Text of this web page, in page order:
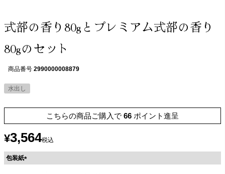
式部の香り80gとプレミアム式部の香り
80gのセット
商品番号 2990000008879
水出し
こちらの商品ご購入で 66 ポイント進呈
¥3,564税込
包装紙